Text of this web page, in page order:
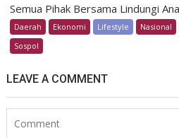
Semua Pihak Bersama Lindungi
Daerah Ekonomi Lifestyle Nasional
Sospol
LEAVE A COMMENT